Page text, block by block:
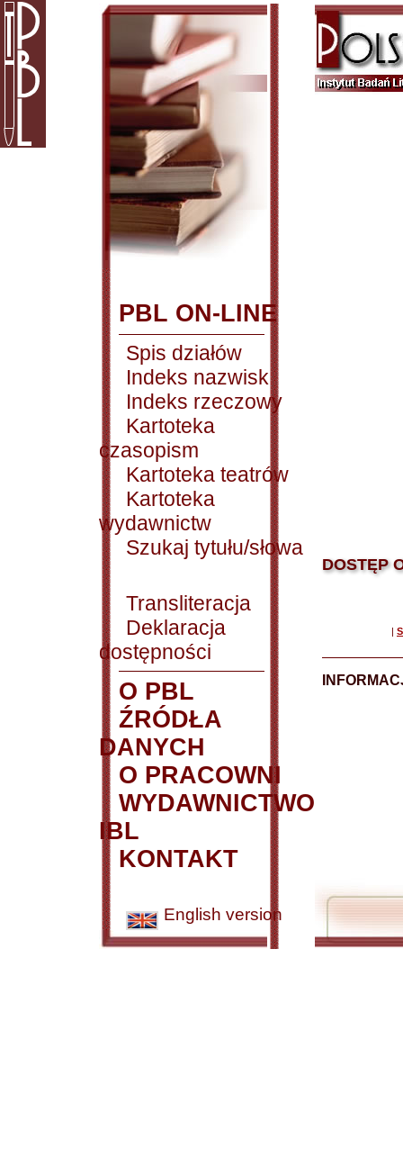
PBL ON-LINE
Spis działów
Indeks nazwisk
Indeks rzeczowy
Kartoteka
czasopism
Kartoteka teatrów
Kartoteka
wydawnictw
Szukaj tytułu/słowa
Transliteracja
Deklaracja
dostępności
O PBL
ŹRÓDŁA
DANYCH
O PRACOWNI
WYDAWNICTWO
IBL
KONTAKT
English version
DOSTĘP
|